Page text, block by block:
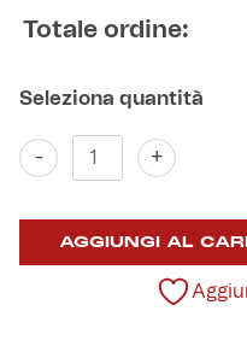
Totale ordine:
-
Maglia
Third
Rolling
Stone
quantità
+
AGGIUNGI AL